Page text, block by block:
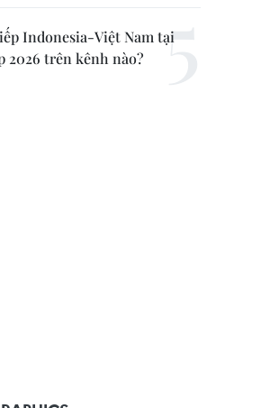
Indonesia-Việt Nam tại
2026 trên kênh nào?